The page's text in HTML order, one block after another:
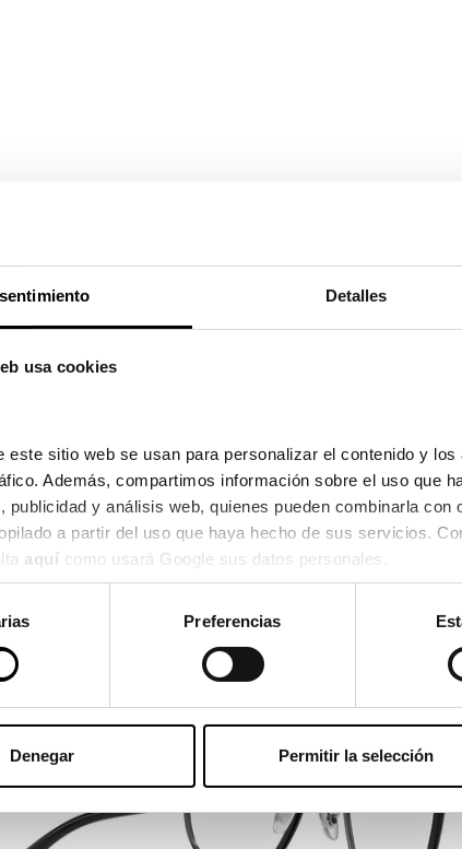
Detalles
usa cookies
este sitio web se usan para personalizar el contenido y
Además, compartimos información sobre el uso que
publicidad y análisis web, quienes pueden combinarla
aquí como usará Google sus datos personales.
Preferencias
Denegar Permitir la selección